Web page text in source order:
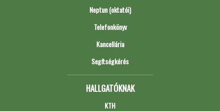
Neptun (oktatói)
Telefonkönyv
Kancellária
Segítségkérés
HALLGATÓKNAK
KTH